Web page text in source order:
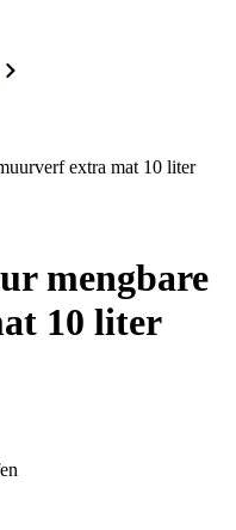
extra mat 10 liter
mengbare
10 liter